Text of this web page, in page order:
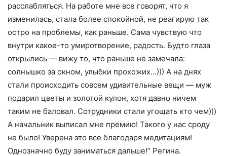
расслабляться. На работе мне все говорят, что я
изменилась, стала более спокойной, не реагирую так
остро на проблемы, как раньше. Сама чувствую что
внутри какое-то умиротворение, радость. Будто глаза
открылись — вижу то, что раньше не замечала:
солнышко за окном, улыбки прохожих…))) А на днях
стали происходить совсем удивительные вещи — муж
подарил цветы и золотой кулон, хотя давно ничем
таким не баловал. Сотрудники стали угощать кто чем)))
А начальник выписал мне премию! Такого у нас сроду
не было! Уверена это все благодаря медитациям!
Однозначно буду заниматься дальше!” Регина.